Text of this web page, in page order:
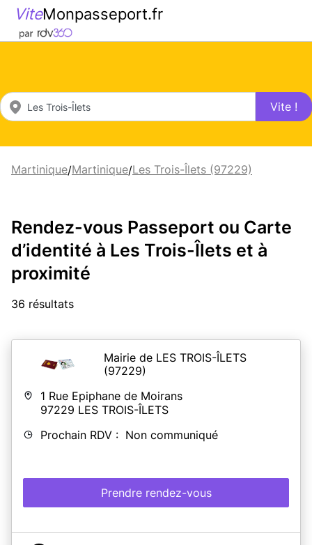
ViteMonpasseport.fr
Vite !
Martinique/Martinique/Les Trois-Îlets (97229)
Rendez-vous Passeport ou Carte
d’identité à Les Trois-Îlets et à
proximité
36 résultats
Mairie de LES TROIS-ÎLETS
(97229)
1 Rue Epiphane de Moirans
97229 LES TROIS-ÎLETS
Prochain RDV : Non communiqué
Prendre rendez-vous